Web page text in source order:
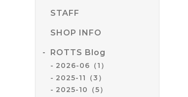
STAFF
SHOP INFO
ROTTS Blog
2026-06（1）
2025-11（3）
2025-10（5）